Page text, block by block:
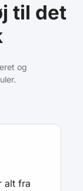
til det
og
alt fra